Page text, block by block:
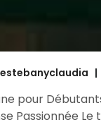
estebanyclaudia |
pour
Passionnée